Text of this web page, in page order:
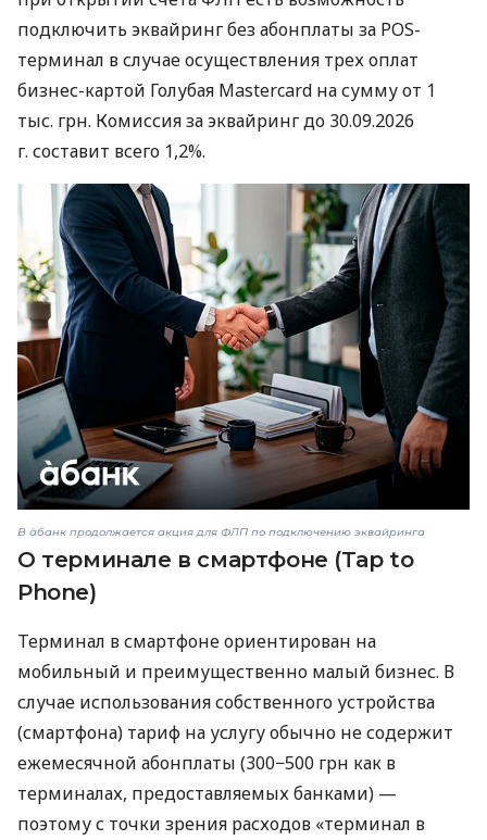
подключить эквайринг без абонплаты за POS-
терминал в случае осуществления трех оплат
бизнес-картой Голубая Mastercard на сумму от 1
тыс. грн. Комиссия за эквайринг до 30.09.2026
г. составит всего 1,2%.
В àбанк продолжается акция для ФЛП по подключению эквайринга
О терминале в смартфоне (Tap to
Phone)
Терминал в смартфоне ориентирован на
мобильный и преимущественно малый бизнес. В
случае использования собственного устройства
(смартфона) тариф на услугу обычно не содержит
ежемесячной абонплаты (300−500 грн как в
терминалах, предоставляемых банками) —
поэтому с точки зрения расходов «терминал в